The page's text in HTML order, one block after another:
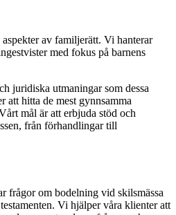
av familjerätt. Vi hanterar
med fokus på barnens
juridiska utmaningar som dessa
att hitta de mest gynnsamma
mål är att erbjuda stöd och
från förhandlingar till
frågor om bodelning vid skilsmässa
Vi hjälper våra klienter att